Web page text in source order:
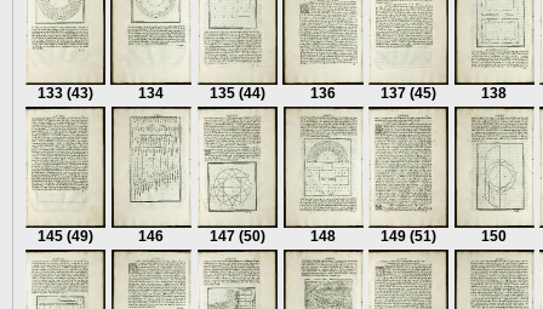
133 (43) 134 135 (44) 136 137 (45) 138
145 (49) 146 147 (50) 148 149 (51) 150